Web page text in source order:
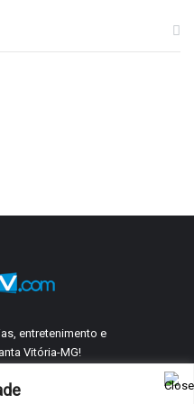
equipes da Vila Rica e
horas A. M. E. S. X
entretenimento e
Vitória-MG!